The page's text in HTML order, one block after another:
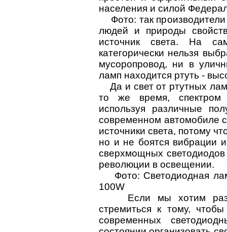
населения и силой
Фото: так
людей и природы
источник света. На
категорически нельзя
мусоропровод, ни в
ламп находится ртуть -
Да и свет от ртутных
то же время, спектром
используя различные
современном автомобиле
источники света, потому
но и не боятся вибрации
сверхмощных
революции в освещении.
Фото: Светодиодная
100W
Если мы хотим
стремиться к тому,
современных